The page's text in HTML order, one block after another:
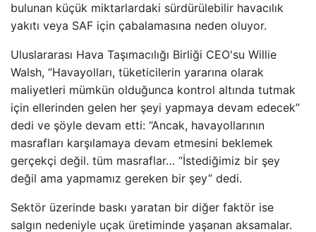
bulunan küçük miktarlardaki sürdürülebilir havacılık
yakıtı veya SAF için çabalamasına neden oluyor.
Uluslararası Hava Taşımacılığı Birliği CEO'su Willie
Walsh, “Havayolları, tüketicilerin yararına olarak
maliyetleri mümkün olduğunca kontrol altında tutmak
için ellerinden gelen her şeyi yapmaya devam edecek”
dedi ve şöyle devam etti: “Ancak, havayollarının
masrafları karşılamaya devam etmesini beklemek
gerçekçi değil. tüm masraflar… “İstediğimiz bir şey
değil ama yapmamız gereken bir şey” dedi.
Sektör üzerinde baskı yaratan bir diğer faktör ise
salgın nedeniyle uçak üretiminde yaşanan aksamalar.